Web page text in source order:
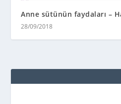
Anne sütünün faydaları –
28/09/2018